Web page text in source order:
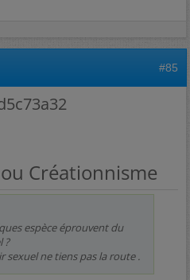
#85
Créationnisme
espèce éprouvent du
?
sexuel ne tiens pas la route .